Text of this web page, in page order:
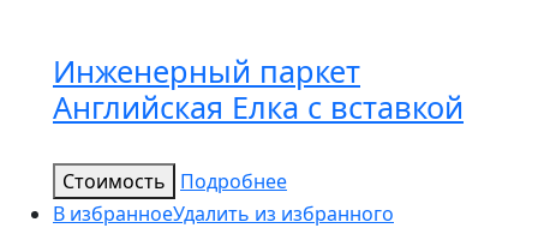
Инженерный паркет
Английская Елка с вставкой
Стоимость
Подробнее
В избранноеУдалить из избранного